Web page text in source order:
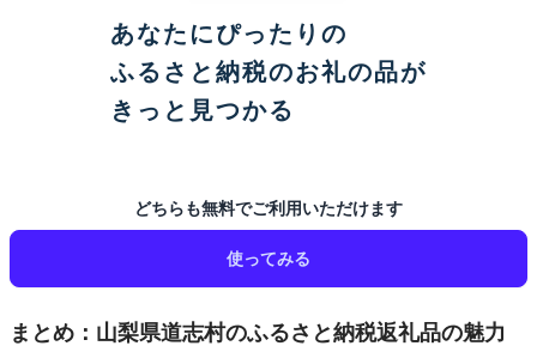
あなたにぴったりの
ふるさと納税のお礼の品が
きっと見つかる
どちらも無料でご利用いただけます
使ってみる
まとめ：山梨県道志村のふるさと納税返礼品の魅力